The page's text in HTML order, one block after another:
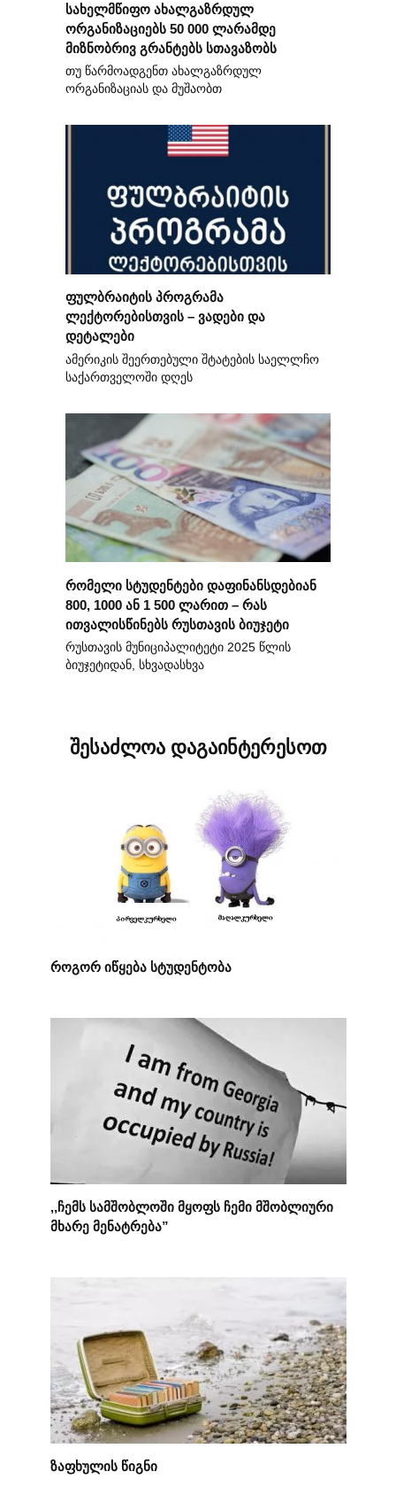
სახელმწიფო ახალგაზრდულ
ორგანიზაციებს 50 000 ლარამდე
მიზნობრივ გრანტებს სთავაზობს
თუ წარმოადგენთ ახალგაზრდულ
ორგანიზაციას და მუშაობთ
ფულბრაიტის პროგრამა
ლექტორებისთვის – ვადები და
დეტალები
ამერიკის შეერთებული შტატების საელლჩო
საქართველოში დღეს
რომელი სტუდენტები დაფინანსდებიან
800, 1000 ან 1 500 ლარით – რას
ითვალისწინებს რუსთავის ბიუჯეტი
რუსთავის მუნიციპალიტეტი 2025 წლის
ბიუჯეტიდან, სხვადასხვა
შესაძლოა დაგაინტერესოთ
როგორ იწყება სტუდენტობა
,,ჩემს სამშობლოში მყოფს ჩემი მშობლიური
მხარე მენატრება”
ზაფხულის წიგნი